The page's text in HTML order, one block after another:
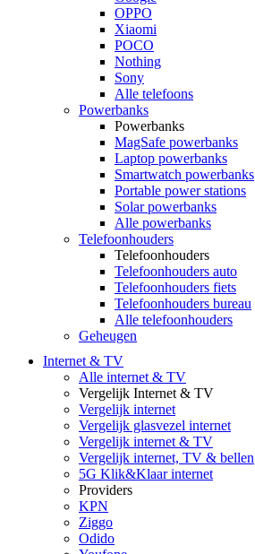
OPPO
Xiaomi
POCO
Nothing
Sony
Alle telefoons
Powerbanks
Powerbanks
MagSafe powerbanks
Laptop powerbanks
Smartwatch powerbanks
Portable power stations
Solar powerbanks
Alle powerbanks
Telefoonhouders
Telefoonhouders
Telefoonhouders auto
Telefoonhouders fiets
Telefoonhouders bureau
Alle telefoonhouders
Geheugen
Internet & TV
Alle internet & TV
Vergelijk Internet & TV
Vergelijk internet
Vergelijk glasvezel internet
Vergelijk internet & TV
Vergelijk internet, TV & bellen
5G Klik&Klaar internet
Providers
KPN
Ziggo
Odido